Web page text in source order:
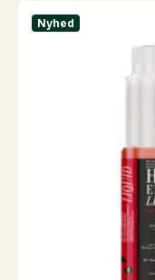
flere
varianter.
Nyhed